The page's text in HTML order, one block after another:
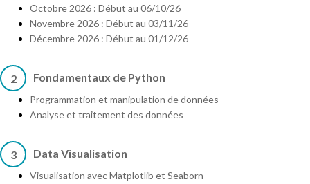
Octobre 2026 : Début au 06/10/26
Novembre 2026 : Début au 03/11/26
Décembre 2026 : Début au 01/12/26
2 Fondamentaux de Python
Programmation et manipulation de données
Analyse et traitement des données
3 Data Visualisation
Visualisation avec Matplotlib et Seaborn